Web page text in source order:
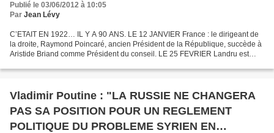
Publié le 03/06/2012 à 10:05
Par Jean Lévy
C’ETAIT EN 1922… IL Y A 90 ANS. LE 12 JANVIER France : le dirigeant de
la droite, Raymond Poincaré, ancien Président de la République, succède à
Aristide Briand comme Président du conseil. LE 25 FEVRIER Landru est
Vladimir Poutine : "LA RUSSIE NE CHANGERA
PAS SA POSITION POUR UN REGLEMENT
POLITIQUE DU PROBLEME SYRIEN EN